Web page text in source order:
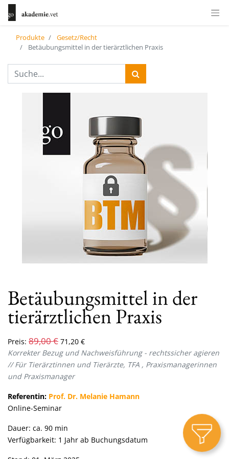
Produkte
Gesetz/Recht
Betäubungsmittel in der tierärztlichen Praxis
Betäubungsmittel in der
tierärztlichen Praxis
Preis: 89,00€ 71,20 €
Korrekter Bezug und Nachweisführung - rechtssicher agieren
//Für Tierärztinnen und Tierärzte, TFA , Praxismanagerinnen
und Praxismanager
Referentin: Prof. Dr. Melanie Hamann
Online-Seminar
Dauer: ca. 90 min
Verfügbarkeit: 1 Jahr ab Buchungsdatum